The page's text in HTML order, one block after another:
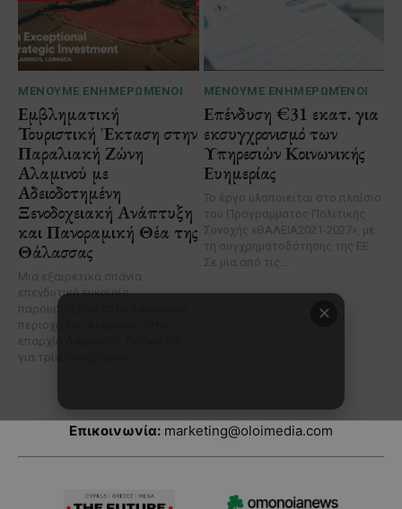
Επικοινωνία: marketing@oloimedia.com